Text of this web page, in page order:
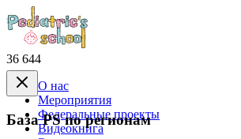
36 644
База PS по регионам
О нас
Mероприятия
Федеральные проекты
Видеокнига